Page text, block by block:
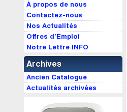
À propos de nous
Contactez-nous
Nos Actualités
Offres d’Emploi
Notre Lettre INFO
Archives
Ancien Catalogue
Actualités archivées